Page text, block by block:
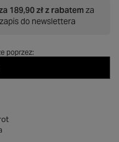
189,90 złz rabatem za
zapis do newslettera
poprzez: